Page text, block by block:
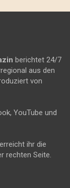
berichtet 24/7
aus den
von
YouTube und
ihr die
rechten Seite.